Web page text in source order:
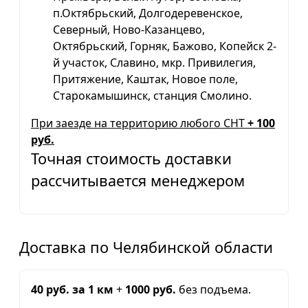
п.Октябрьский, Долгодеревенское,
Северный, Ново-Казанцево,
Октябрьский, Горняк, Бажово, Копейск 2-
й участок, Славино, мкр. Привилегия,
Притяжение, Каштак, Новое поле,
Старокамышинск, станция Смолино.
При заезде на территорию любого СНТ+ 100
руб.
Точная стоимость доставки
рассчитывается менеджером
Доставка по Челябинской области
40 руб. за 1 км + 1000 руб. без подъема.